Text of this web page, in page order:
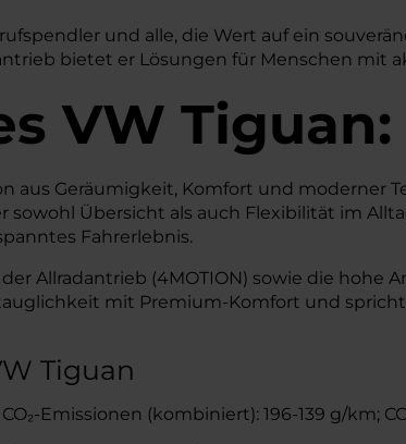
und alle, die Wert auf ein
bietet er Lösungen für Menschen mit
VW Tiguan:
Geräumigkeit, Komfort und moderner
Übersicht als auch Flexibilität im
Fahrerlebnis.
Allradantrieb (4MOTION) sowie die hohe
mit Premium-Komfort und
Tiguan
Emissionen (kombiniert): 196-139 g/km;